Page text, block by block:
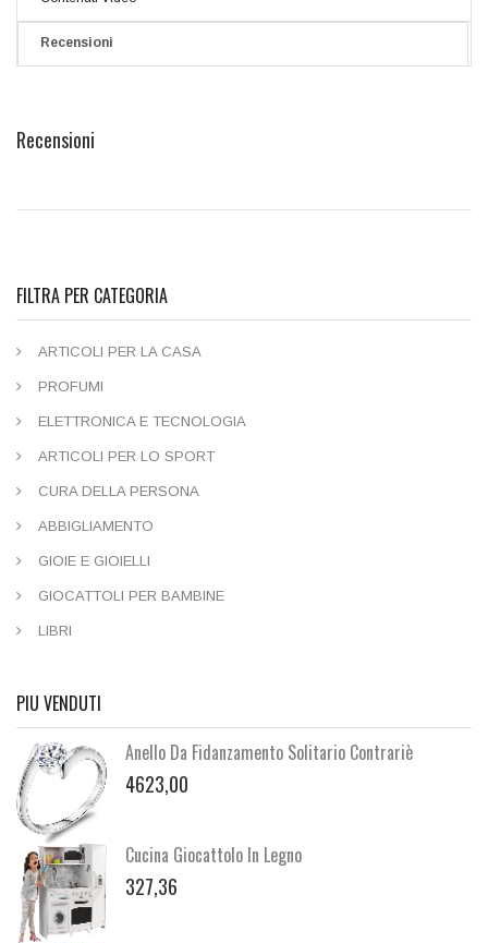
Recensioni
Recensioni
FILTRA PER CATEGORIA
ARTICOLI PER LA CASA
PROFUMI
ELETTRONICA E TECNOLOGIA
ARTICOLI PER LO SPORT
CURA DELLA PERSONA
ABBIGLIAMENTO
GIOIE E GIOIELLI
GIOCATTOLI PER BAMBINE
LIBRI
PIU VENDUTI
Anello Da Fidanzamento Solitario Contrariè
4623,00
Cucina Giocattolo In Legno
327,36